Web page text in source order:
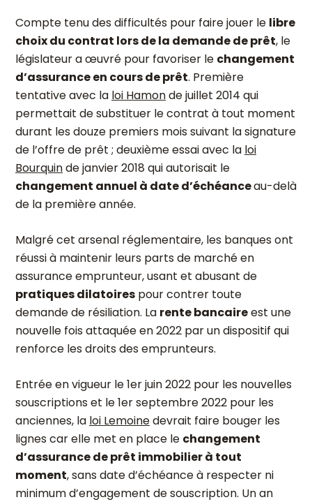
Compte tenu des difficultés pour faire jouer le libre
choix du contrat lors de la demande de prêt, le
législateur a œuvré pour favoriser le changement
d’assurance en cours de prêt. Première
tentative avec la loi Hamonde juillet 2014 qui
permettait de substituer le contrat à tout moment
durant les douze premiers mois suivant la signature
de l’offre de prêt ; deuxième essai avec la loi
Bourquinde janvier 2018 qui autorisait le
changement annuel à date d’échéanceau-delà
de la première année.
Malgré cet arsenal réglementaire, les banques ont
réussi à maintenir leurs parts de marché en
assurance emprunteur, usant et abusant de
pratiques dilatoires pour contrer toute
demande de résiliation. La rente bancaireest une
nouvelle fois attaquée en 2022 par un dispositif qui
renforce les droits des emprunteurs.
Entrée en vigueur le 1erjuin 2022 pour les nouvelles
souscriptions et le 1erseptembre 2022 pour les
anciennes, la loi Lemoinedevrait faire bouger les
lignes car elle met en place le changement
d’assurance de prêt immobilier à tout
moment, sans date d’échéance à respecter ni
minimum d’engagement de souscription. Un an